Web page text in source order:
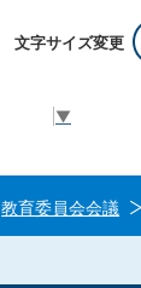
文字サイズ変更
▼
教育委員会会議